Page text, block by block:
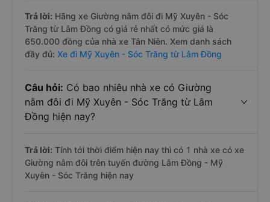
Trả lời: Hãng xe Giường nằm đôi đi Mỹ Xuyên - Sóc
Trăng từ Lâm Đồng có giá rẻ nhất có mức giá là
650.000 đồng của nhà xe Tân Niên. Xem danh sách
đầy đủ: Xe đi Mỹ Xuyên - Sóc Trăng từ Lâm Đồng
Câu hỏi: Có bao nhiêu nhà xe có Giường
nằm đôi đi Mỹ Xuyên - Sóc Trăng từ Lâm
Đồng hiện nay?
Trả lời: Tính tới thời điểm hiện nay thì có 1 nhà xe có xe
Giường nằm đôi trên tuyến đường Lâm Đồng - Mỹ
Xuyên - Sóc Trăng hiện nay